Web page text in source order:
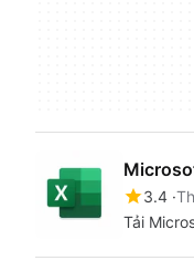
3.4
Tải